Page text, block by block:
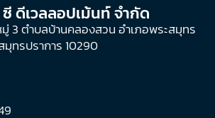
ดีเวลลอปเม้นท์ จํากัด
3 ตำบลบ้านคลองสวน อำเภอพระสมุทร
ทรปราการ 10290